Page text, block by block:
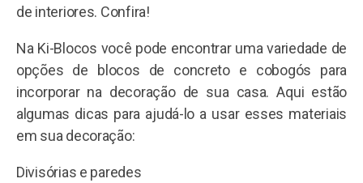
de interiores. Confira!
Na Ki-Blocos você pode encontrar uma variedade de
opções de blocos de concreto e cobogós para
incorporar na decoração de sua casa. Aqui estão
algumas dicas para ajudá-lo a usar esses materiais
em sua decoração:
Divisórias e paredes